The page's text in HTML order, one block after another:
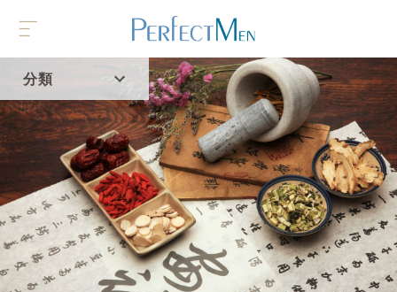
分類
首頁
流行趨勢